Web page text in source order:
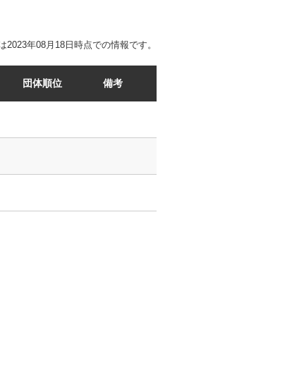
2023年08月18日時点での情報です。
団体順位 備考